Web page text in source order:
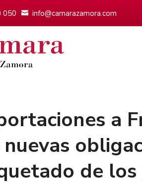
050 info@camarazamora.com
a
nuevas
de